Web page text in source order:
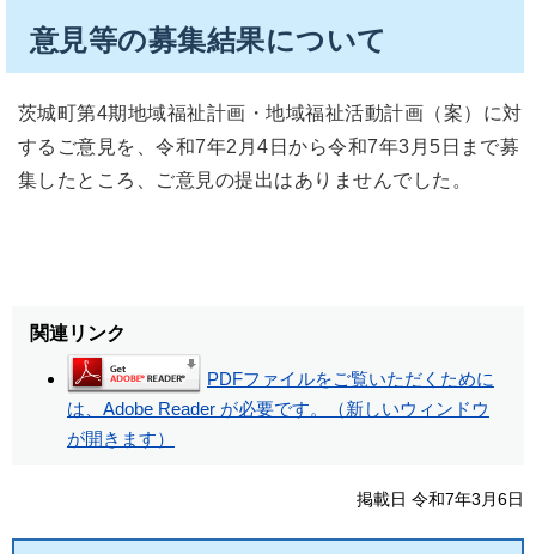
意見等の募集結果について
茨城町第4期地域福祉計画・地域福祉活動計画（案）に対
するご意見を、令和7年2月4日から令和7年3月5日まで募
集したところ、ご意見の提出はありませんでした。
関連リンク
PDFファイルをご覧いただくために
は、Adobe Reader が必要です。（新しいウィンドウ
が開きます）
掲載日 令和7年3月6日